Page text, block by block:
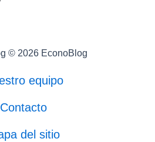
© 2026 EconoBlog
equipo
Contacto
del sitio